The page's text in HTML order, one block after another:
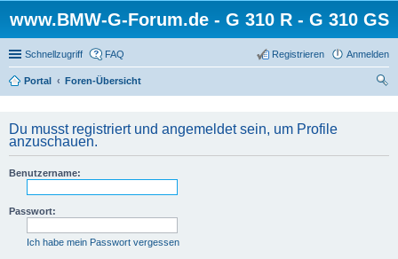
www.BMW-G-Forum.de - G 310 R - G 310 GS
Schnellzugriff FAQ Anmelden
Registrieren
Portal
Foren-Übersicht
Du musst registriert und angemeldet sein, um Profile
anzuschauen.
Benutzername:
Passwort:
Ich habe mein Passwort vergessen